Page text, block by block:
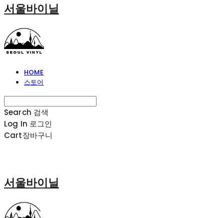
서울바이닐
HOME
스토어
Search 검색
Log In 로그인
Cart장바구니
서울바이닐